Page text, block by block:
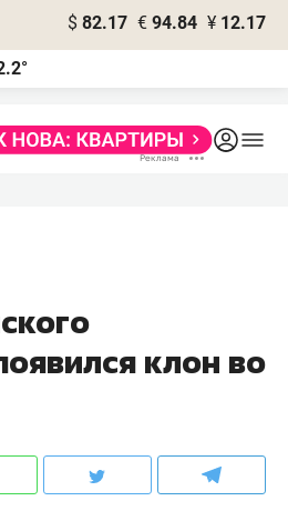
$ 82.17 € 94.84 ¥ 12.17
клон во